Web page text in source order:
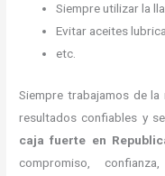
Siempre utilizar la
Evitar aceites
etc.
Siempre trabajamos de
resultados confiables y
caja fuerte en
compromiso,